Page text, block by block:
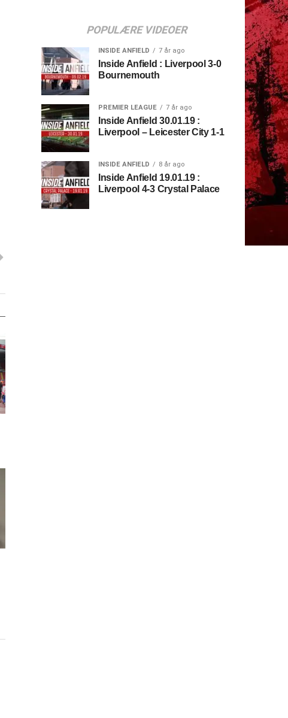
POPULÆRE VIDEOER
INSIDE ANFIELD 7 år ago
Inside Anfield : Liverpool 3-0
Bournemouth
PREMIER LEAGUE 7 år ago
Inside Anfield 30.01.19 :
Liverpool – Leicester City 1-1
INSIDE ANFIELD 8 år ago
Inside Anfield 19.01.19 :
Liverpool 4-3 Crystal Palace